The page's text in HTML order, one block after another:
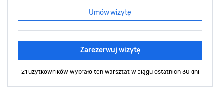
Umów wizytę
Zarezerwuj wizytę
21 użytkowników wybrało ten warsztat w ciągu ostatnich 30 dni